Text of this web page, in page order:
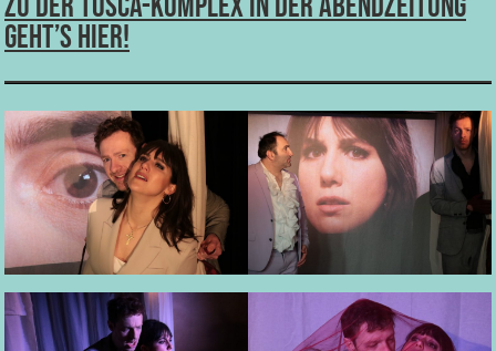
geht’s hier!